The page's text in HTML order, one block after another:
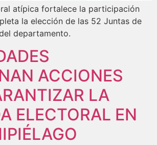
atípica fortalece la participación
la elección de las 52 Juntas de
departamento.
ACCIONES
LA
ELECTORAL EN